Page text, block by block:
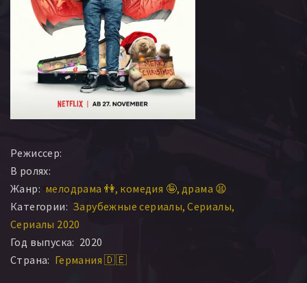
Режиссер:
В ролях:
Жанр: мелодрама 👫 комедия 🤪 драма 😫
Категории: Зарубежные сериалы Сериалы
Сериалы 2020
Год выпуска: 2020
Страна: Германия 🇩🇪